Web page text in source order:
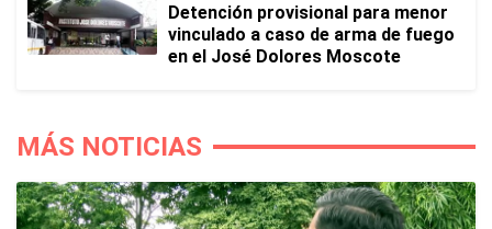
Detención provisional para menor
vinculado a caso de arma de fuego
en el José Dolores Moscote
MÁS NOTICIAS